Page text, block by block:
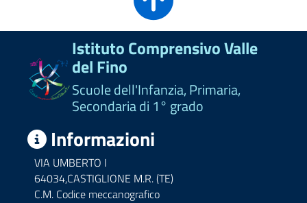
Istituto Comprensivo Valle
del Fino
Scuole dell'Infanzia, Primaria,
Secondaria di 1° grado
Informazioni
VIA UMBERTO I
64034,CASTIGLIONE M.R. (TE)
C.M. Codice meccanografico